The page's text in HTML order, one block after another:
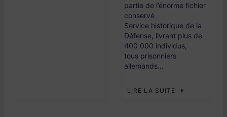
partie de l’énorme fichier
conservé
Service historique de la
Défense, livrant plus de
400 000 individus,
tous prisonniers
allemands…
LIRE LA SUITE